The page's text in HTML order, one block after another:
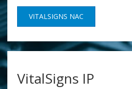
VITALSIGNS NAC
VitalSigns IP